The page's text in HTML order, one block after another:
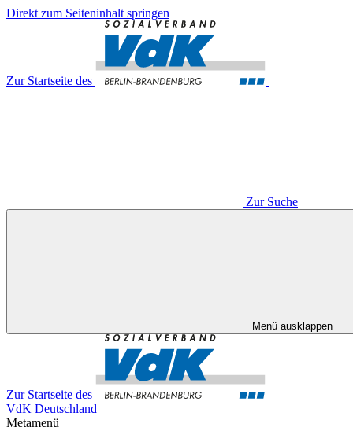
Direkt zum Seiteninhalt springen
Zur Startseite des
Zur Suche
Menü ausklappen
Zur Startseite des
VdK Deutschland
Metamenü